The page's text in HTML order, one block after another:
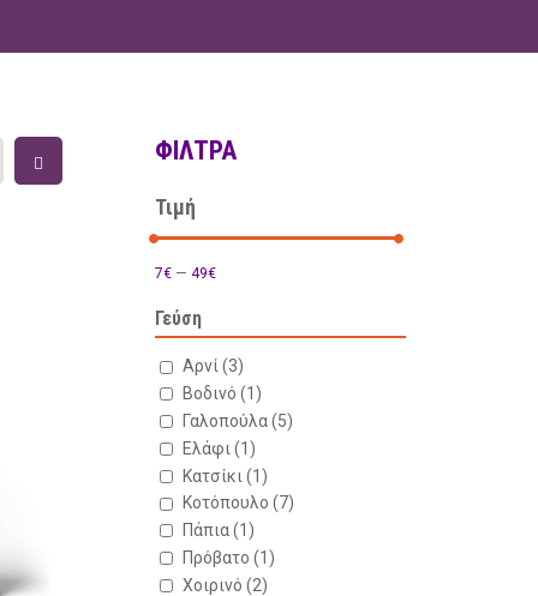
ΦΊΛΤΡΑ
Τιμή
7€— 49€
Γεύση
Αρνί (3)
Βοδινό (1)
Γαλοπούλα (5)
Ελάφι (1)
Κατσίκι (1)
Κοτόπουλο (7)
Πάπια (1)
Πρόβατο (1)
Χοιρινό (2)